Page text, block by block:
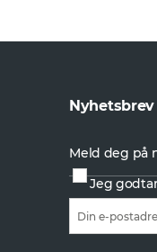
Nyhetsbrev
Meld deg på
Jeg